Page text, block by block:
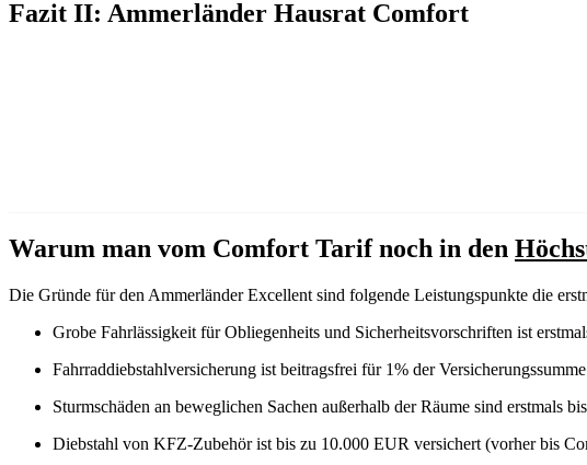
Fazit II: Ammerländer Hausrat Comfort
Warum man vom Comfort Tarif noch in den
Die Gründe für den Ammerländer Excellent sind folgende Leistungspunkte die
Grobe Fahrlässigkeit für Obliegenheits und Sicherheitsvorschriften ist
Fahrraddiebstahlversicherung ist beitragsfrei für 1% der
Sturmschäden an beweglichen Sachen außerhalb der Räume sind
Diebstahl von KFZ-Zubehör ist bis zu 10.000 EUR versichert (vorher bis